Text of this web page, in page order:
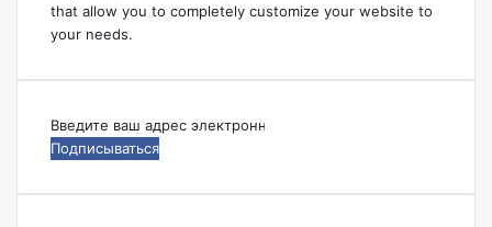
that allow you to completely customize your website to
your needs.
Введите
ваш
электронной